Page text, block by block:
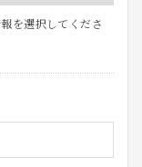
を選択してくださ